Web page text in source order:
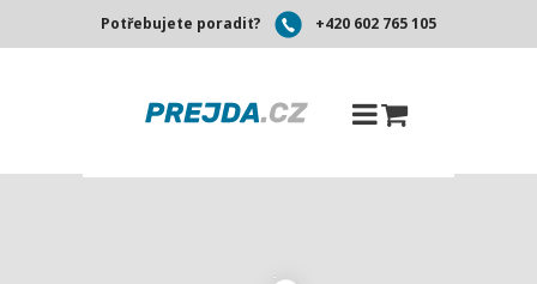
Potřebujete poradit? +420 602 765 105